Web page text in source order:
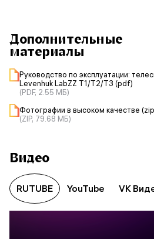
Дополнительные
материалы
Руководство по эксплуатации:
Levenhuk LabZZ T1/T2/T3 (pdf)
(PDF, 2.55 МБ)
Фотографии в высоком качестве
(ZIP, 79.68 МБ)
Видео
RUTUBE YouTube VK